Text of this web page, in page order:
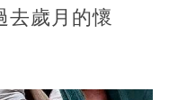
去歲月的懷